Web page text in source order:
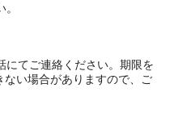
。
にてご連絡ください。期限を
い場合がありますので、ご